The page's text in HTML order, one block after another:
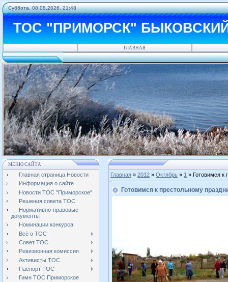
Суббота, 08.08.2026, 21:48
ТОС "ПРИМОРСК"
ГЛАВНАЯ
МЕНЮ САЙТА
Главная страница.Новости
Информация о сайте
Новости ТОС "Приморское"
Решения совета ТОС
Нормативно-правовые
документы
Номинации конкурса
Всё о ТОС
Совет ТОС
Ревизионная комиссия
Активисты ТОС
Паспорт ТОС
Гимн ТОС Приморское
Главная » 2012 » Октябрь » 1 » Готовимся к
Готовимся к престольному